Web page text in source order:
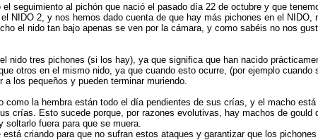
seguimiento al pichón que nació el pasado día 22 de octubre y que
NIDO 2, y nos hemos dado cuenta de que hay más pichones en el
el nido tan bajo apenas se ven por la cámara, y como sabéis no nos
nido tres pichones (si los hay), ya que significa que han nacido
otros en el mismo nido, ya que cuando esto ocurre, (por ejemplo
los pequeños y pueden terminar muriendo.
como la hembra están todo el día pendientes de sus crías, y el macho
crías. Esto sucede porque, por razones evolutivas, hay machos de
fuera para que se muera.
está criando para que no sufran estos ataques y garantizar que los